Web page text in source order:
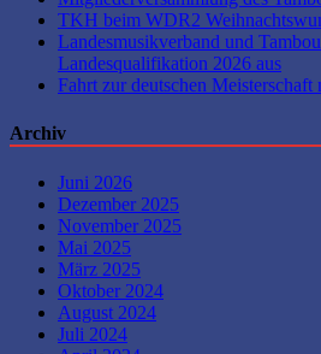
TKH beim WDR2
Landesmusikverband und
Landesqualifikation 2026 aus
Fahrt zur deutschen Meisterschaft
Archiv
Juni 2026
Dezember 2025
November 2025
Mai 2025
März 2025
Oktober 2024
August 2024
Juli 2024